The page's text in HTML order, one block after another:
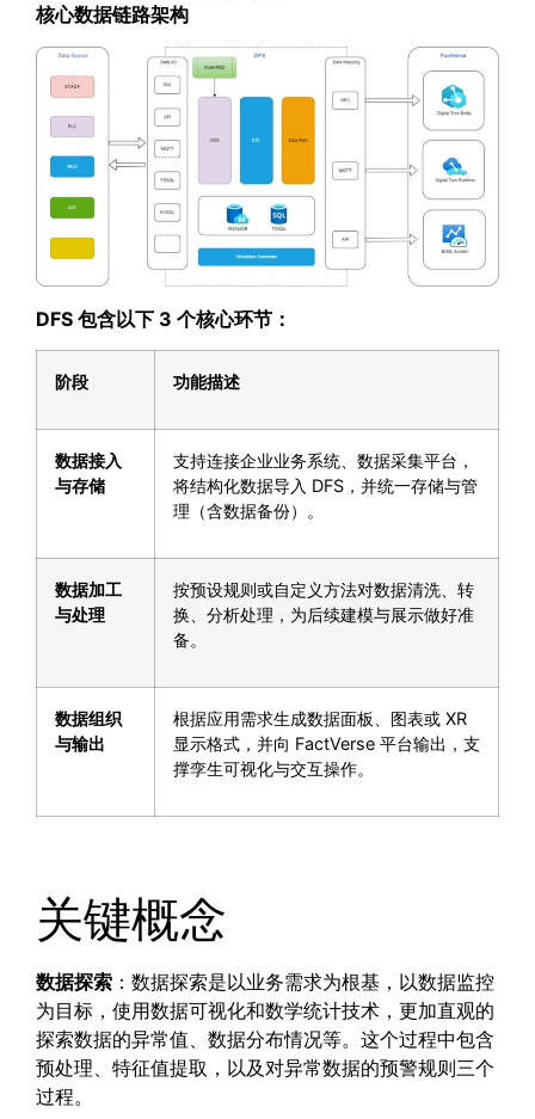
核心数据链路架构
DFS 包含以下 3 个核心环节：
阶段 功能描述
数据接入
与存储
支持连接企业业务系统、数据采集平台，
将结构化数据导入 DFS，并统一存储与管
理（含数据备份）。
数据加工
与处理
按预设规则或自定义方法对数据清洗、转
换、分析处理，为后续建模与展示做好准
备。
数据组织
与输出
根据应用需求生成数据面板、图表或 XR
显示格式，并向 FactVerse 平台输出，支
撑孪生可视化与交互操作。
关键概念
数据探索 ：数据探索是以业务需求为根基，以数据监控
为目标，使用数据可视化和数学统计技术，更加直观的
探索数据的异常值、数据分布情况等。这个过程中包含
预处理、特征值提取，以及对异常数据的预警规则三个
过程。